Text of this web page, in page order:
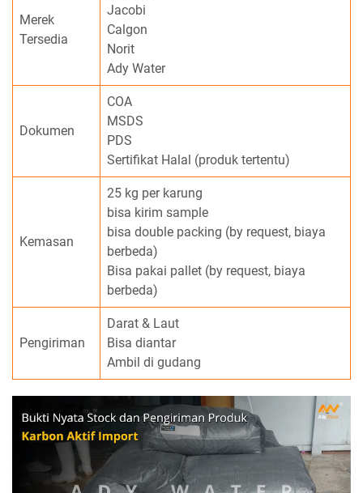
Merek
Tersedia
Jacobi
Calgon
Norit
Ady Water
Dokumen
COA
MSDS
PDS
Sertifikat Halal (produk tertentu)
Kemasan
25 kg per karung
bisa kirim sample
bisa double packing (by request, biaya
berbeda)
Bisa pakai pallet (by request, biaya
berbeda)
Pengiriman
Darat & Laut
Bisa diantar
Ambil di gudang